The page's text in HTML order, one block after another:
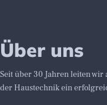
Über uns
Seit über 30 Jahren leiten wir
der Haustechnik ein